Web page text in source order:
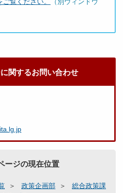
関するお問い合わせ
ージの現在位置
政策企画部
総合政策課